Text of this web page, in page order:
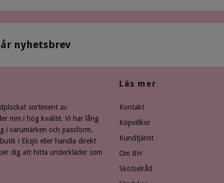
nyhetsbrev
sortiment av
mm i hög kvalité. Vi har lång
i varumärken och passform.
i Eksjö eller handla direkt
dig att hitta underkläder som
Läs mer
Kontakt
Köpvillkor
Kundtjänst
Om BH
Skötselråd